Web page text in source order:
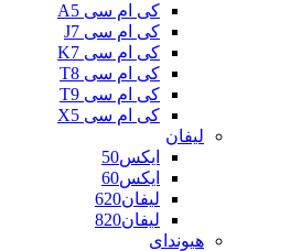
کی ام سی A5
کی ام سی J7
کی ام سی K7
کی ام سی T8
کی ام سی T9
کی ام سی X5
لیفان
ایکس50
ایکس60
لیفان620
لیفان820
هیوندای